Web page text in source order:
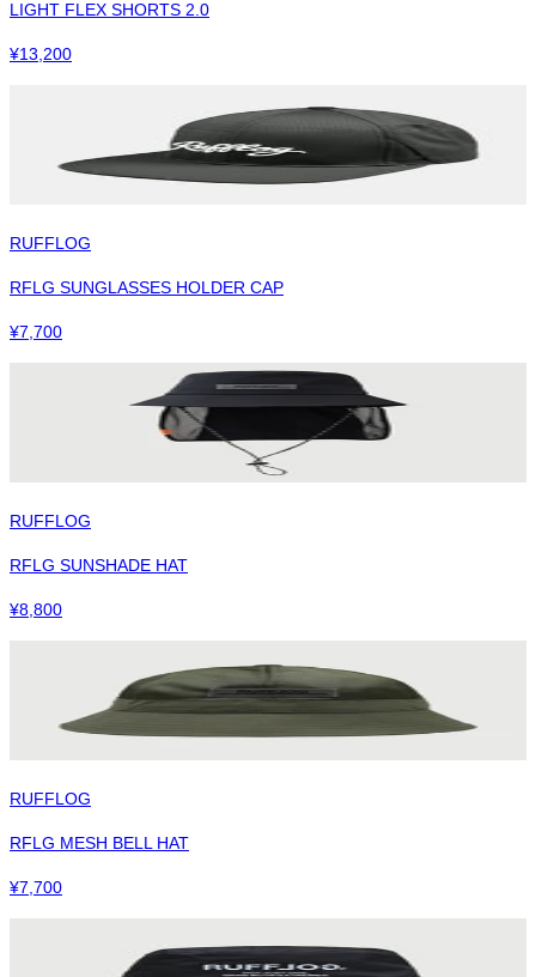
LIGHT FLEX SHORTS 2.0
¥13,200
RUFFLOG
RFLG SUNGLASSES HOLDER CAP
¥7,700
RUFFLOG
RFLG SUNSHADE HAT
¥8,800
RUFFLOG
RFLG MESH BELL HAT
¥7,700